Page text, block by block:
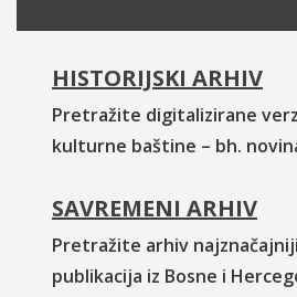
HISTORIJSKI ARHIV
Pretražite digitalizirane
kulturne baštine – bh.
SAVREMENI ARHIV
Pretražite arhiv
publikacija iz Bosne i